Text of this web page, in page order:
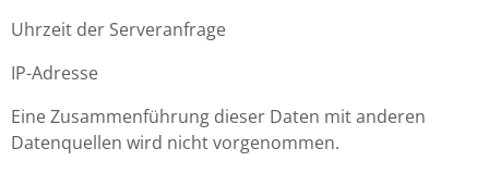
Uhrzeit der Serveranfrage
IP-Adresse
Eine Zusammenführung dieser Daten mit anderen
Datenquellen wird nicht vorgenommen.